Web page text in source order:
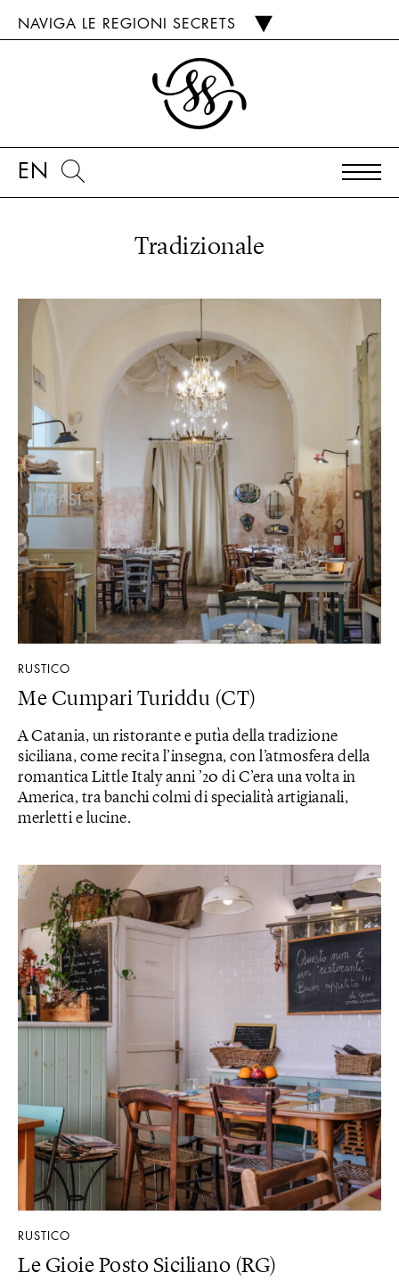
NAVIGA LE REGIONI SECRETS
EN
Tradizionale
RUSTICO
Me Cumpari Turiddu (CT)
A Catania, un ristorante e putìa della tradizione
siciliana, come recita l’insegna, con l’atmosfera della
romantica Little Italy anni ’20 di C’era una volta in
America, tra banchi colmi di specialità artigianali,
merletti e lucine.
RUSTICO
Le Gioie Posto Siciliano (RG)